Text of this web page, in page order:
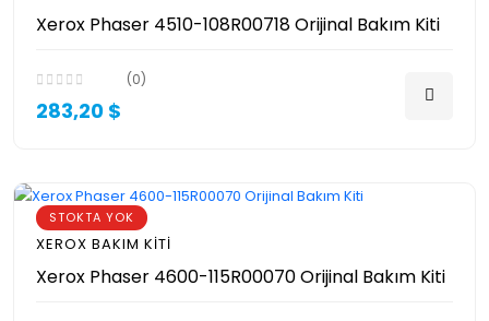
Xerox Phaser 4510-108R00718 Orijinal Bakım Kiti
(0)
283,20 $
STOKTA YOK
XEROX BAKIM KITI
Xerox Phaser 4600-115R00070 Orijinal Bakım Kiti